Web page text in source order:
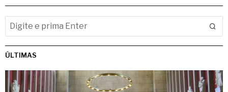
ÚLTIMAS